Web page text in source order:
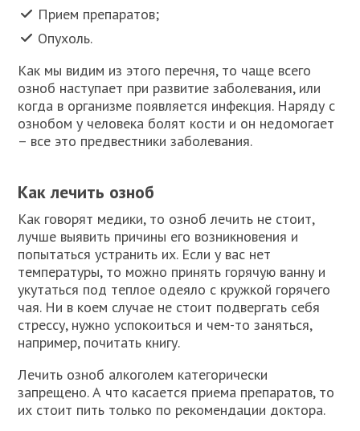
Прием препаратов;
Опухоль.
Как мы видим из этого перечня, то чаще всего
озноб наступает при развитие заболевания, или
когда в организме появляется инфекция. Наряду с
ознобом у человека болят кости и он недомогает
– все это предвестники заболевания.
Как лечить озноб
Как говорят медики, то озноб лечить не стоит,
лучше выявить причины его возникновения и
попытаться устранить их. Если у вас нет
температуры, то можно принять горячую ванну и
укутаться под теплое одеяло с кружкой горячего
чая. Ни в коем случае не стоит подвергать себя
стрессу, нужно успокоиться и чем-то заняться,
например, почитать книгу.
Лечить озноб алкоголем категорически
запрещено. А что касается приема препаратов, то
их стоит пить только по рекомендации доктора.